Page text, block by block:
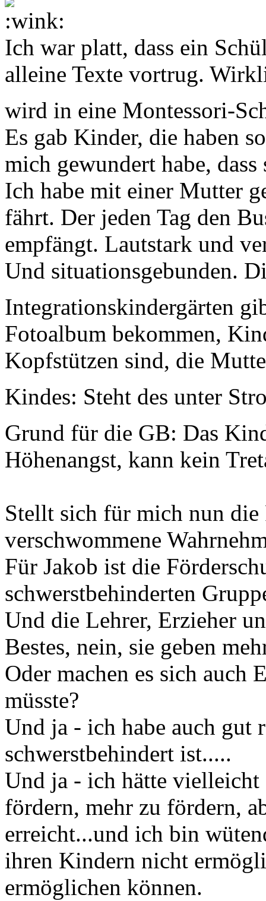
Ich war platt, dass ein
alleine Texte vortrug.
wird in eine Montessori-
Es gab Kinder, die haben
mich gewundert habe,
Ich habe mit einer Mutter
fährt. Der jeden Tag den
empfängt. Lautstark und
Und situationsgebunden.
Integrationskindergärten
Fotoalbum bekommen,
Kopfstützen sind, die
Kindes: Steht des unter
Grund für die GB: Das
Höhenangst, kann kein
Stellt sich für mich nun die
verschwommene
Für Jakob ist die
schwerstbehinderten
Und die Lehrer, Erzieher
Bestes, nein, sie geben
Oder machen es sich auch
müsste?
Und ja - ich habe auch gut
schwerstbehindert ist.....
Und ja - ich hätte vielleicht
fördern, mehr zu fördern,
erreicht...und ich bin
ihren Kindern nicht
ermöglichen können.